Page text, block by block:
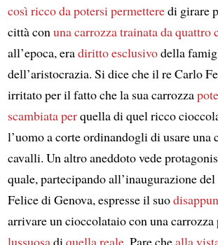
così riccoda potersi permetteredi girare
città con una carrozza trainata da quattro
all’epoca, eradiritto esclusivodella
dell’aristocrazia. Si dice che il re Carlo
irritato per il fatto che la sua carrozza
scambiata perquella di quel ricco
l’uomo a corte ordinandogli di usare una
cavalli. Un altro aneddoto vede
quale, partecipando all’inaugurazione
Felice di Genova, espresse il suo
arrivare un cioccolataio con una carrozza
lussuosadi quella reale. Pare chealla